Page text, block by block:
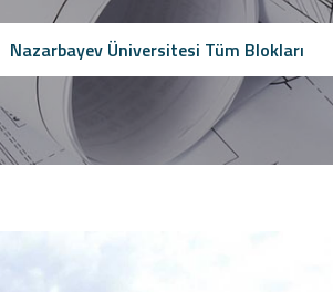
Nazarbayev Üniversitesi Tüm Blokları